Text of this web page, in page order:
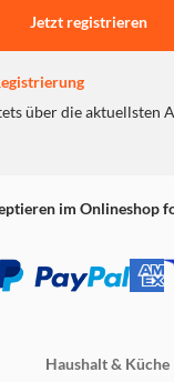
Überprüfe
Kabel schnell
enthalten
und sichere
Jetzt registrieren
über die
im Onlineshop
Haushalt & Küche